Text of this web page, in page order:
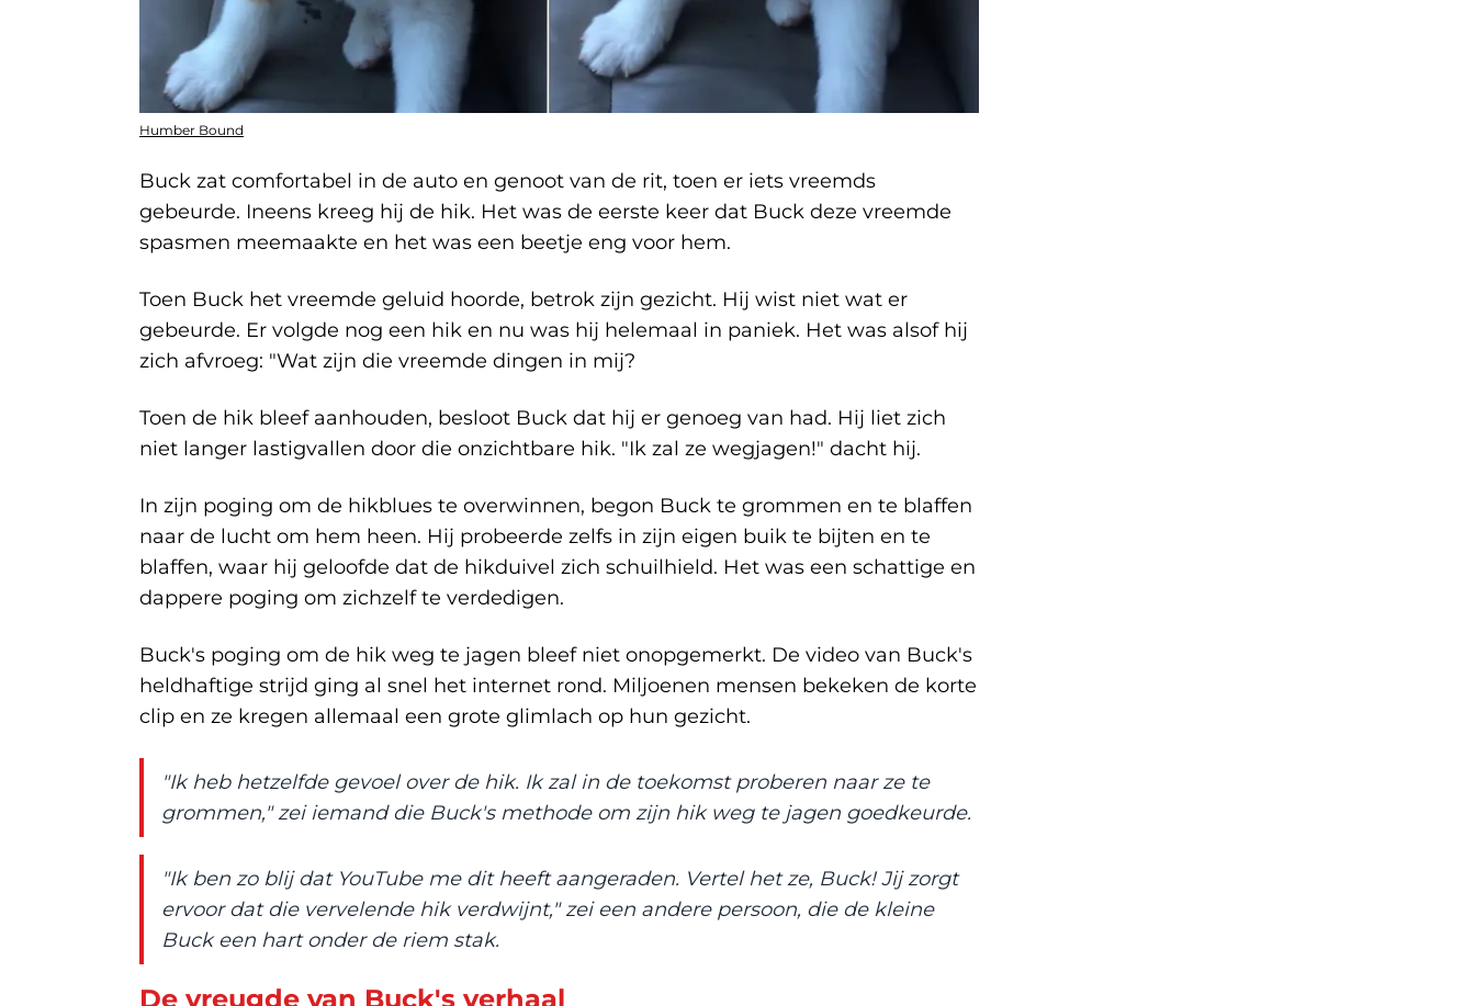
Humber Bound
Buck zat comfortabel in de auto en genoot van de rit, toen er iets vreemds
gebeurde. Ineens kreeg hij de hik. Het was de eerste keer dat Buck deze vreemde
spasmen meemaakte en het was een beetje eng voor hem.
Toen Buck het vreemde geluid hoorde, betrok zijn gezicht. Hij wist niet wat er
gebeurde. Er volgde nog een hik en nu was hij helemaal in paniek. Het was alsof hij
zich afvroeg: "Wat zijn die vreemde dingen in mij?
Toen de hik bleef aanhouden, besloot Buck dat hij er genoeg van had. Hij liet zich
niet langer lastigvallen door die onzichtbare hik. "Ik zal ze wegjagen!" dacht hij.
In zijn poging om de hikblues te overwinnen, begon Buck te grommen en te blaffen
naar de lucht om hem heen. Hij probeerde zelfs in zijn eigen buik te bijten en te
blaffen, waar hij geloofde dat de hikduivel zich schuilhield. Het was een schattige en
dappere poging om zichzelf te verdedigen.
Buck's poging om de hik weg te jagen bleef niet onopgemerkt. De video van Buck's
heldhaftige strijd ging al snel het internet rond. Miljoenen mensen bekeken de korte
clip en ze kregen allemaal een grote glimlach op hun gezicht.
"Ik heb hetzelfde gevoel over de hik. Ik zal in de toekomst proberen naar ze te
grommen," zei iemand die Buck's methode om zijn hik weg te jagen goedkeurde.
"Ik ben zo blij dat YouTube me dit heeft aangeraden. Vertel het ze, Buck! Jij zorgt
ervoor dat die vervelende hik verdwijnt," zei een andere persoon, die de kleine
Buck een hart onder de riem stak.
De vreugde van Buck's verhaal